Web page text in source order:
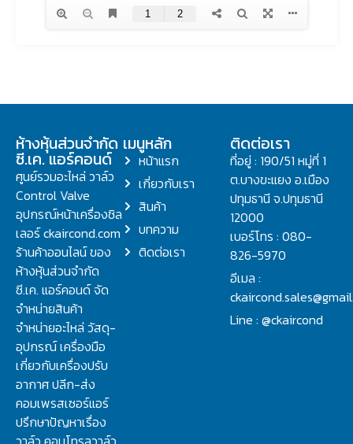
ห้างหุ้นส่วนจำกัด
ซี.เค. แอร์คอนด์
ศูนย์รวมอะไหล่ วาล์ว
Control Valve
อุปกรณ์หน้าเครื่องชิล
เลอร์ ckaircond.com
ร้านค้าออนไลน์ ของ
ห้างหุ้นส่วนจำกัด
ซี.เค. แอร์คอนด์ จัด
จำหน่ายสินค้า
จำหน่ายอะไหล่ วัสดุ-
อุปกรณ์ เครื่องมือ
เกี่ยวกับเครื่องปรับ
อากาศ ปลีก-ส่ง
คอมเพรสเซอร์แอร์
ปรึกษาปัญหาเรื่อง
เมนูหลัก
หน้าแรก
เกี่ยวกับเรา
สินค้า
บทความ
ติดต่อเรา
ติดต่อเรา
ที่อยู่ : 190/51 หมู่ที่ 1
ต.บางขะแยง อ.เมือง
ปทุมธานี จ.ปทุมธานี
12000
เบอร์โทร : 080-
826-5970
อีเมล :
Line : @ckaircond